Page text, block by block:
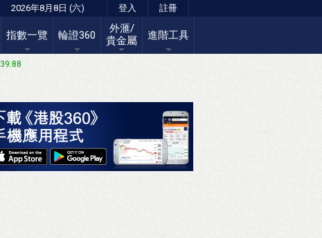
2026年8月8日 (六) 登入 註冊
指數一覽 輪證360
外滙/
貴金屬
進階工具
39.88